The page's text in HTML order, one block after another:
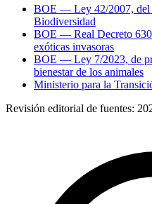
BOE — Ley 42/2007, del
Biodiversidad
BOE — Real Decreto
exóticas invasoras
BOE — Ley 7/2023, de
bienestar de los animales
Ministerio para la
Revisión editorial de fuentes: